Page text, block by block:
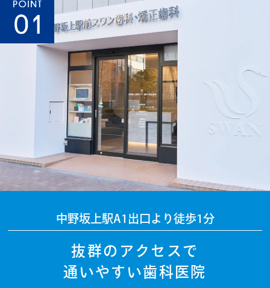
中野坂上駅A1出口より徒歩1分
抜群のアクセスで
通いやすい歯科医院